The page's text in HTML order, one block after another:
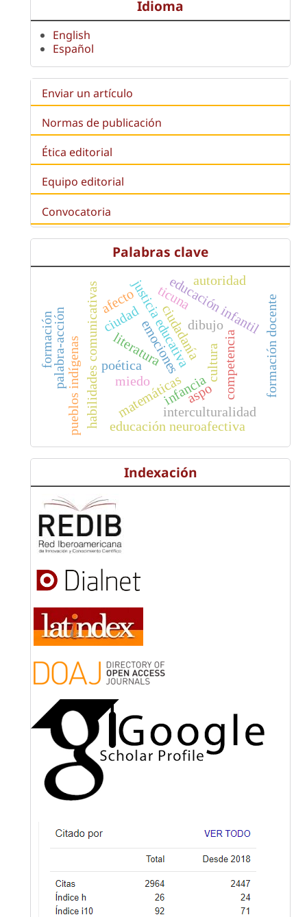
Idioma
English
Español
Enviar un artículo
Normas de publicación
Ética editorial
Equipo editorial
Convocatoria
Palabras clave
ciudad ciudadanía
poética
infancia
cultura
interculturalidad
literatura competencia
habilidades comunicativas miedo
matemáticas
educación infantil
educación neuroafectiva
formación docente
justicia educativaautoridad
afecto
aspo
emociones dibujo
pueblos indígenas
ticuna
palabra-acción
formación
Indexación